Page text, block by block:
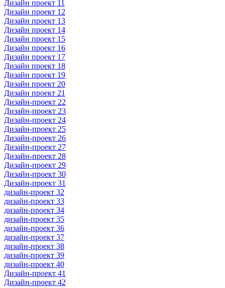
Дизайн проект 11
Дизайн проект 12
Дизайн проект 13
Дизайн проект 14
Дизайн проект 15
Дизайн проект 16
Дизайн проект 17
Дизайн проект 18
Дизайн проект 19
Дизайн проект 20
Дизайн проект 21
Дизайн-проект 22
Дизайн-проект 23
Дизайн-проект 24
Дизайн-проект 25
Дизайн-проект 26
Дизайн-проект 27
Дизайн-проект 28
Дизайн-проект 29
Дизайн-проект 30
Дизайн-проект 31
дизайн-проект 32
дизайн-проект 33
дизайн-проект 34
дизайн-проект 35
дизайн-проект 36
дизайн-проект 37
дизайн-проект 38
дизайн-проект 39
дизайн-проект 40
Дизайн-проект 41
Дизайн-проект 42